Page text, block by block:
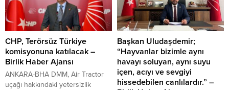
CHP, Terörsüz Türkiye
komisyonuna katılacak –
Birlik Haber Ajansı
ANKARA-BHA DMM, Air Tractor
uçağı hakkındaki yetersizlik
Başkan Uludaşdemir;
“Hayvanlar bizimle aynı
havayı soluyan, aynı suyu
içen, acıyı ve sevgiyi
hissedebilen canlılardır.” –